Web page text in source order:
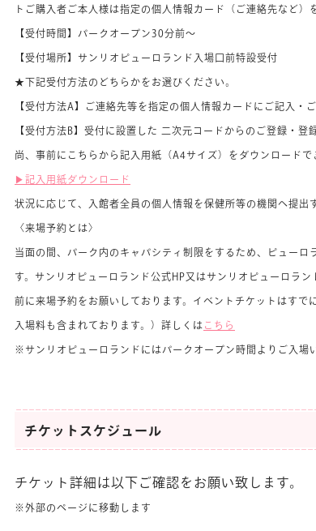
トご購入者ご本人様は指定の個人情報カード（ご連絡先など
【受付時間】パークオープン30分前～
【受付場所】サンリオピューロランド入場口前特設受付
★下記受付方法のどちらかをお選びください。
【受付方法A】ご連絡先等を指定の個人情報カードにご記入・
【受付方法B】受付に設置した 二次元コードからのご登録・登
尚、事前にこちらから記入用紙（A4サイズ）をダウンロードで
▶︎記入用紙ダウンロード
状況に応じて、入館者全員の個人情報を保健所等の機関へ提出
〈来場予約とは〉
当面の間、パーク内のキャパシティ制限をするため、ピュー
す。サンリオピューロランド公式HP又はサンリオピューロラ
前に来場予約をお願いしております。イベントチケットはす
入場料も含まれております。）詳しくは こちら
※サンリオピューロランドにはパークオープン時間よりご入場
チケットスケジュール
チケット詳細は以下ご確認をお願い致します。
※外部のページに移動します